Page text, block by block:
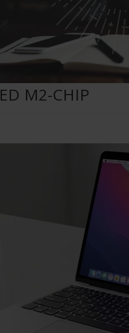
M2-CHIP